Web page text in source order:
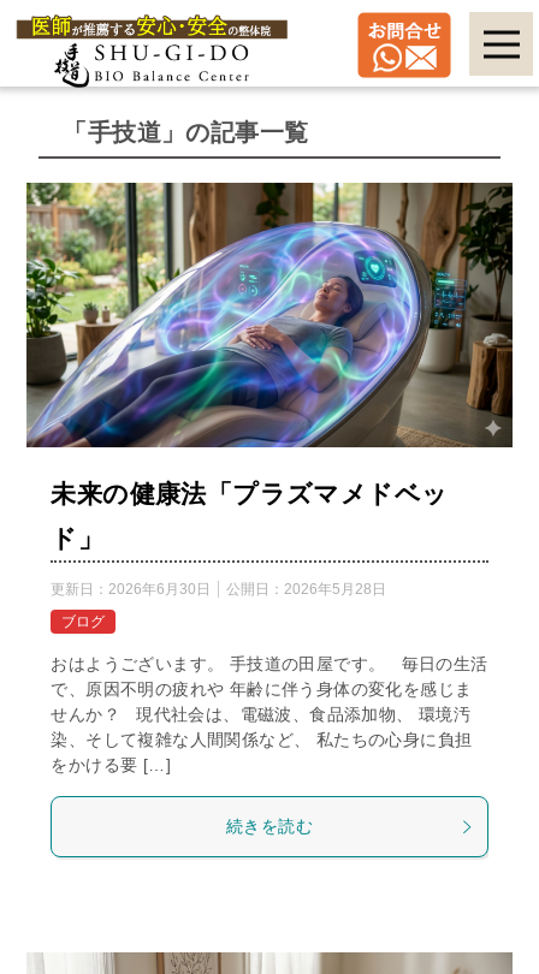
「手技道」の記事一覧
未来の健康法「プラズマメドベッ
ド」
更新日：2026年6月30日 公開日：2026年5月28日
ブログ
おはようございます。 手技道の田屋です。 毎日の生活
で、原因不明の疲れや 年齢に伴う身体の変化を感じま
せんか？ 現代社会は、電磁波、食品添加物、 環境汚
染、そして複雑な人間関係など、 私たちの心身に負担
をかける要 […]
続きを読む